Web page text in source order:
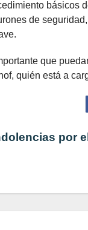
básicos
de
que
quién está a
por